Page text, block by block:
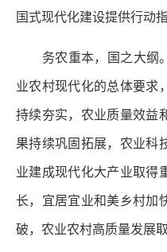
国式现代化建设提供行动指
务农重本，国之大纲。
业农村现代化的总体要求
持续夯实，农业质量效益
果持续巩固拓展，农业科
业建成现代化大产业取得
长，宜居宜业和美乡村加
破，农业农村高质量发展